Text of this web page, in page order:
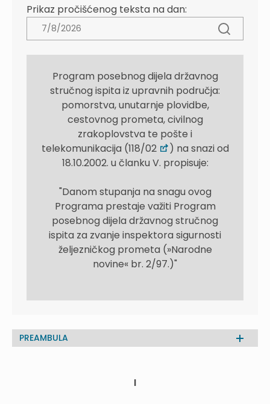
Prikaz pročišćenog teksta na dan:
Program posebnog dijela državnog
stručnog ispita iz upravnih područja:
pomorstva, unutarnje plovidbe,
cestovnog prometa, civilnog
zrakoplovstva te pošte i
telekomunikacija (118/02
) na snazi od
18.10.2002. u članku V. propisuje:
"Danom stupanja na snagu ovog
Programa prestaje važiti Program
posebnog dijela državnog stručnog
ispita za zvanje inspektora sigurnosti
željezničkog prometa (»Narodne
novine« br. 2/97.)"
PREAMBULA
I